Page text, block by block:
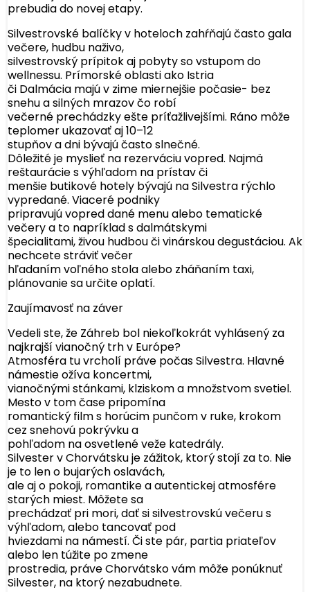
prebudia do novej etapy.
Silvestrovské balíčky v hoteloch zahŕňajú často gala
večere, hudbu naživo,
silvestrovský prípitok aj pobyty so vstupom do
wellnessu. Prímorské oblasti ako Istria
či Dalmácia majú v zime miernejšie počasie- bez
snehu a silných mrazov čo robí
večerné prechádzky ešte príťažlivejšími. Ráno môže
teplomer ukazovať aj 10–12
stupňov a dni bývajú často slnečné.
Dôležité je myslieť na rezerváciu vopred. Najmä
reštaurácie s výhľadom na prístav či
menšie butikové hotely bývajú na Silvestra rýchlo
vypredané. Viaceré podniky
pripravujú vopred dané menu alebo tematické
večery a to napríklad s dalmátskymi
špecialitami, živou hudbou či vinárskou degustáciou. Ak
nechcete stráviť večer
hľadaním voľného stola alebo zháňaním taxi,
plánovanie sa určite oplatí.
Zaujímavosť na záver
Vedeli ste, že Záhreb bol niekoľkokrát vyhlásený za
najkrajší vianočný trh v Európe?
Atmosféra tu vrcholí práve počas Silvestra. Hlavné
námestie ožíva koncertmi,
vianočnými stánkami, klziskom a množstvom svetiel.
Mesto v tom čase pripomína
romantický film s horúcim punčom v ruke, krokom
cez snehovú pokrývku a
pohľadom na osvetlené veže katedrály.
Silvester v Chorvátsku je zážitok, ktorý stojí za to. Nie
je to len o bujarých oslavách,
ale aj o pokoji, romantike a autentickej atmosfére
starých miest. Môžete sa
prechádzať pri mori, dať si silvestrovskú večeru s
výhľadom, alebo tancovať pod
hviezdami na námestí. Či ste pár, partia priateľov
alebo len túžite po zmene
prostredia, práve Chorvátsko vám môže ponúknuť
Silvester, na ktorý nezabudnete.